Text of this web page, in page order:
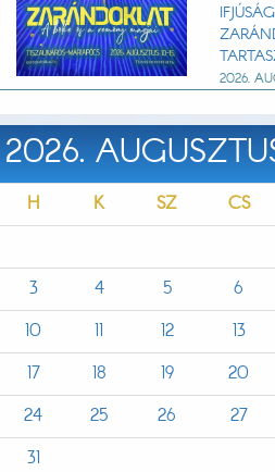
2026.
2026.
H K SZ CS
3
4 5 6
10
11 12 13
17
18 19 20
24
25 26 27
31